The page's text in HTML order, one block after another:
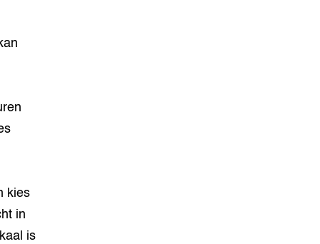
kies
in
is